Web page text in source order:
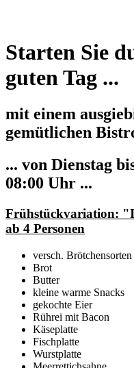
Starten Sie
guten Tag ...
mit einem
gemütlichen
... von Dienstag
08:00 Uhr ...
Frühstückvariation:
ab 4 Personen
versch. Brötchensorten
Brot
Butter
kleine warme Snacks
gekochte Eier
Rührei mit Bacon
Käseplatte
Fischplatte
Wurstplatte